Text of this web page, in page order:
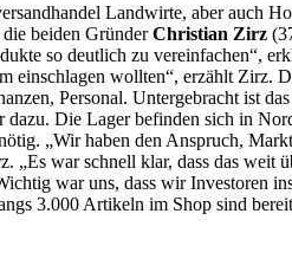
Landwirte, aber auch
beiden GründerChristian Zirz
so deutlich zu vereinfachen“,
einschlagen wollten“, erzählt
Personal. Untergebracht ist
Die Lager befinden sich in
„Wir haben den Anspruch,
war schnell klar, dass das weit
war uns, dass wir
3.000 Artikeln im Shop sind